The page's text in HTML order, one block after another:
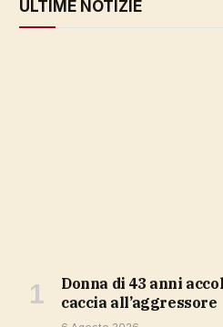
ULTIME NOTIZIE
Donna di 43 anni accoltellata a Crema, è
caccia all’aggressore